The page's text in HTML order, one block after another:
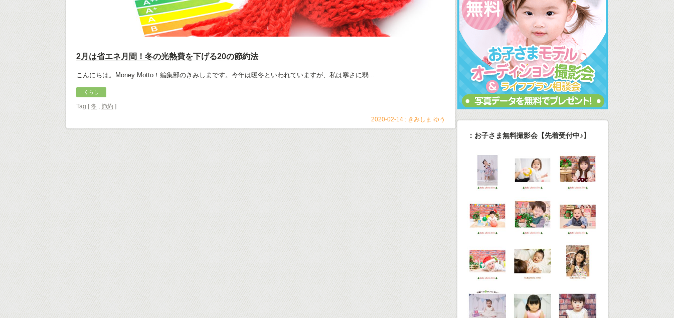
2月は省エネ月間！冬の光熱費を下げる20の節約法
こんにちは。Money Motto！編集部のきみしまです。今年は暖冬といわれていますが、私は寒さに弱...
くらし
Tag [冬 節約 ]
2020-02-14 : きみしま ゆう
：お子さま無料撮影会【先着受付中♪】